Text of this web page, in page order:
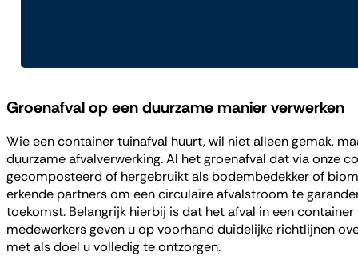
Groenafval op een duurzame manier verwerken
Wie een container tuinafval huurt, wil niet alleen gemak,
duurzame afvalverwerking. Al het groenafval dat via onze
gecomposteerd of hergebruikt als bodembedekker of
erkende partners om een circulaire afvalstroom te
toekomst. Belangrijk hierbij is dat het afval in een
medewerkers geven u op voorhand duidelijke richtlijnen
met als doel u volledig te ontzorgen.